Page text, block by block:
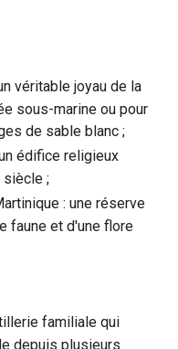
véritable joyau de la
sous-marine ou pour
de sable blanc ;
édifice religieux
siècle ;
: une réserve
faune et d'une flore
familiale qui
depuis plusieurs